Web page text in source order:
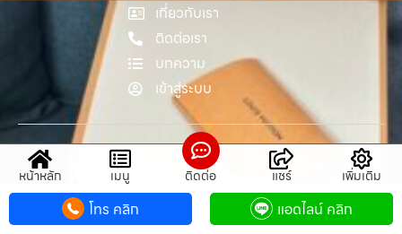
เกี่ยวกับเรา
ติดต่อเรา
บทความ
เข้าสู่ระบบ
ผลงานบริการ
รับจำนำโน๊ตบุ๊คใกล้ฉัน โรงรับจำนำ รับจำนำมือถือ ไอ
หน้าหลัก เมนู ติดต่อ แชร์ เพิ่มเติม
โทร คลิก แอดไลน์ คลิก